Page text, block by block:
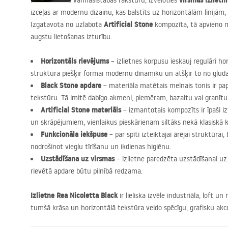
izceļas ar modernu dizainu, kas balstīts uz horizontālām
Izgatavota no uzlabota Artificial Stone kompozīta, tā apvieno
augstu lietošanas izturību.
Horizontāls rievējums– izlietnes korpusu ieskauj regulāri
struktūra piešķir formai modernu dinamiku un atšķir to no
Black Stone apdare – materiāla matētais melnais tonis ir
tekstūru. Tā imitē dabīgo akmeni, piemēram, bazaltu vai
Artificial Stone materiāls– izmantotais kompozīts ir īpaši
un skrāpējumiem, vienlaikus pieskārienam siltāks nekā klasiskā
Funkcionāla iekšpuse – par spīti izteiktajai ārējai struktūrai,
nodrošinot vieglu tīrīšanu un ikdienas higiēnu.
Uzstādīšana uz virsmas– izlietne paredzēta uzstādīšanai
rievētā apdare būtu pilnībā redzama.
Izlietne Rea Nicoletta Blackir lieliska izvēle industriāla, loft un
tumšā krāsa un horizontālā tekstūra veido spēcīgu, grafisku